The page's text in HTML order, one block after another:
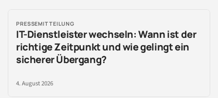
PRESSEMITTEILUNG
IT-Dienstleister wechseln: Wann ist der
richtige Zeitpunkt und wie gelingt ein
sicherer Übergang?
4. August 2026